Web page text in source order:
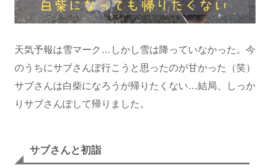
天気予報は雪マーク…しかし雪は降っていなかった。今
のうちにサブさんぽ行こうと思ったのが甘かった（笑）
サブさんは白柴になろうが帰りたくない…結局、しっか
りサブさんぽして帰りました。
サブさんと初詣